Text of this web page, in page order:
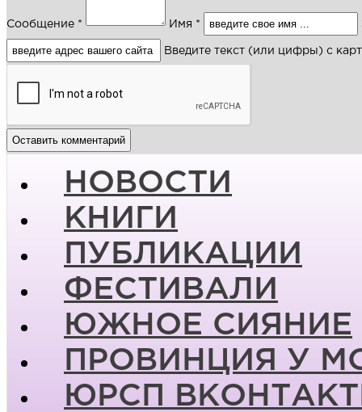
Сообщение * Имя *
Введите текст (или цифры) с
НОВОСТИ
КНИГИ
ПУБЛИКАЦИИ
ФЕСТИВАЛИ
ЮЖНОЕ СИЯНИЕ
ПРОВИНЦИЯ У
ЮРСП